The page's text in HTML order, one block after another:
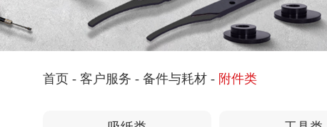
首页 - 客户服务 - 备件与耗材 - 附件类